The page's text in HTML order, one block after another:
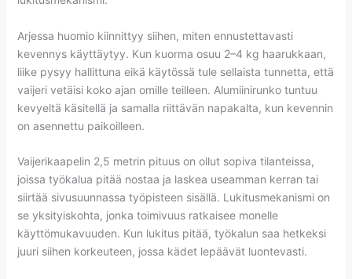
Arjessa huomio kiinnittyy siihen, miten ennustettavasti
kevennys käyttäytyy. Kun kuorma osuu 2–4 kg haarukkaan,
liike pysyy hallittuna eikä käytössä tule sellaista tunnetta, että
vaijeri vetäisi koko ajan omille teilleen. Alumiinirunko tuntuu
kevyeltä käsitellä ja samalla riittävän napakalta, kun kevennin
on asennettu paikoilleen.
Vaijerikaapelin 2,5 metrin pituus on ollut sopiva tilanteissa,
joissa työkalua pitää nostaa ja laskea useamman kerran tai
siirtää sivusuunnassa työpisteen sisällä. Lukitusmekanismi on
se yksityiskohta, jonka toimivuus ratkaisee monelle
käyttömukavuuden. Kun lukitus pitää, työkalun saa hetkeksi
juuri siihen korkeuteen, jossa kädet lepäävät luontevasti.